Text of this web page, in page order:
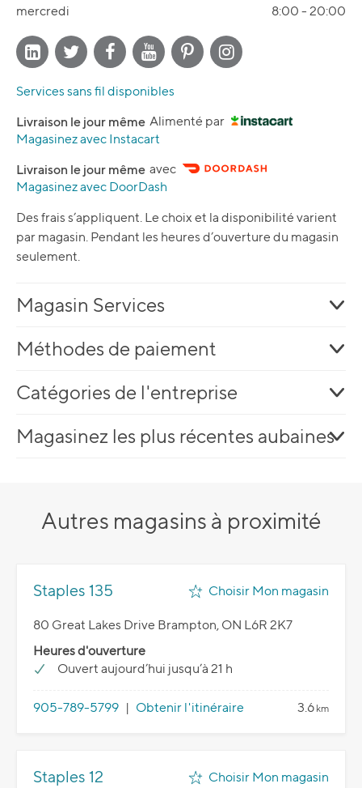
mercredi
8:00 - 20:00
Services sans fil disponibles
Livraison le jour même Alimenté par
Magasinez avec Instacart
Livraison le jour même avec
Magasinez avec DoorDash
Des frais s’appliquent. Le choix et la disponibilité varient
par magasin. Pendant les heures d’ouverture du magasin
seulement.
Magasin Services
Méthodes de paiement
Catégories de l'entreprise
Magasinez les plus récentes aubaines
Autres magasins à proximité
Staples 135 Choisir Mon magasin
80 Great Lakes Drive Brampton, ON L6R 2K7
Heures d'ouverture
Ouvert aujourd’hui jusqu’à 21 h
905-789-5799 | Obtenir l'itinéraire 3.6 km
Staples 12 Choisir Mon magasin